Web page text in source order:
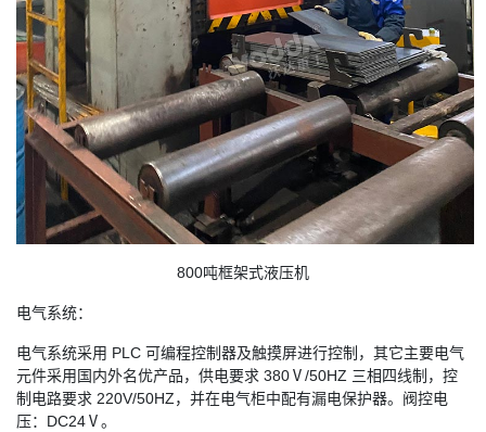
800吨框架式液压机
电气系统：
电气系统采用 PLC 可编程控制器及触摸屏进行控制，其它主要电气
元件采用国内外名优产品，供电要求 380Ⅴ/50HZ 三相四线制，控
制电路要求 220V/50HZ，并在电气柜中配有漏电保护器。阀控电
压：DC24Ⅴ。